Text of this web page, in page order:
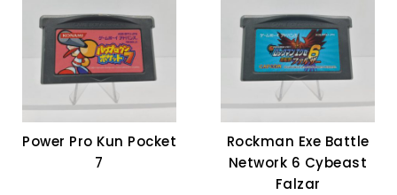
Power Pro Kun Pocket
7
Rockman Exe Battle
Network 6 Cybeast
Falzar